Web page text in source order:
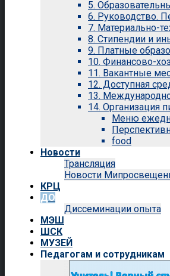
5.
6. Руководство.
7. Материально-
8. Стипендии и
9. Платные
10. Финансово-
11. Вакантные
12. Доступная
13.
14. Организация
Меню
food
Новости
Трансляция
Новости
КРЦ
ДО
Диссеминации опыта
МЭШ
ШСК
МУЗЕЙ
Педагогам и сотрудникам